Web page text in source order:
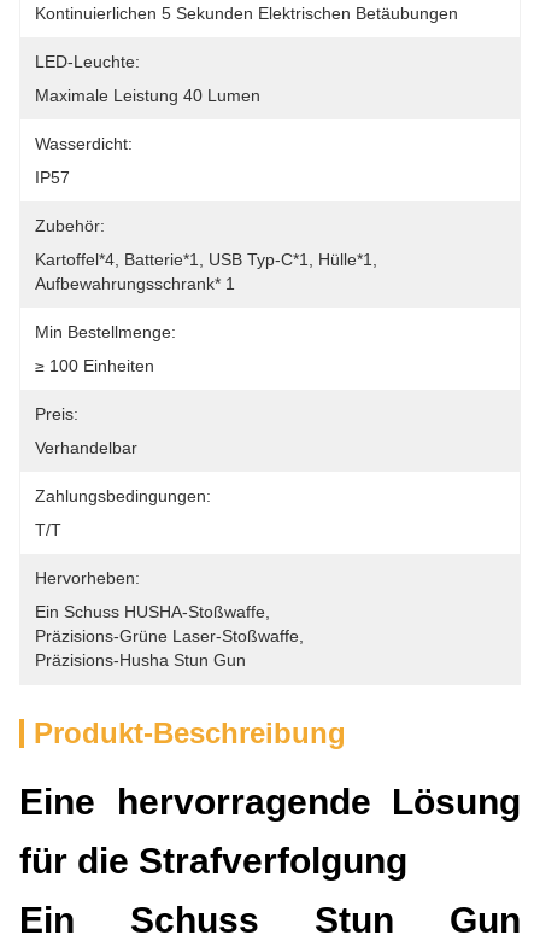
Kontinuierlichen 5 Sekunden Elektrischen Betäubungen
LED-Leuchte:
Maximale Leistung 40 Lumen
Wasserdicht:
IP57
Zubehör:
Kartoffel*4, Batterie*1, USB Typ-C*1, Hülle*1,
Aufbewahrungsschrank* 1
Min Bestellmenge:
≥ 100 Einheiten
Preis:
Verhandelbar
Zahlungsbedingungen:
T/T
Hervorheben:
Ein Schuss HUSHA-Stoßwaffe
Präzisions-Grüne Laser-Stoßwaffe
Präzisions-Husha Stun Gun
Produkt-Beschreibung
Eine hervorragende Lösung
für die Strafverfolgung
Ein Schuss Stun Gun